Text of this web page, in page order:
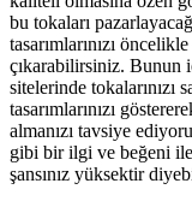
bu tokaları
tasarımlarınızı
çıkarabilirsiniz. Bunun
sitelerinde tokalarınızı
tasarımlarınızı
almanızı tavsiye
gibi bir ilgi ve beğeni ile
şansınız yüksektir